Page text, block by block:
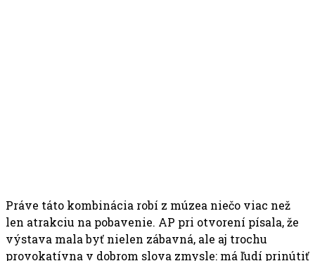
Práve táto kombinácia robí z múzea niečo viac než
len atrakciu na pobavenie. AP pri otvorení písala, že
výstava mala byť nielen zábavná, ale aj trochu
provokatívna v dobrom slova zmysle: má ľudí prinútiť